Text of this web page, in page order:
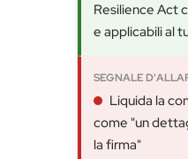
Resilience Act
e applicabili al
Liquida la
come "un
la firma"